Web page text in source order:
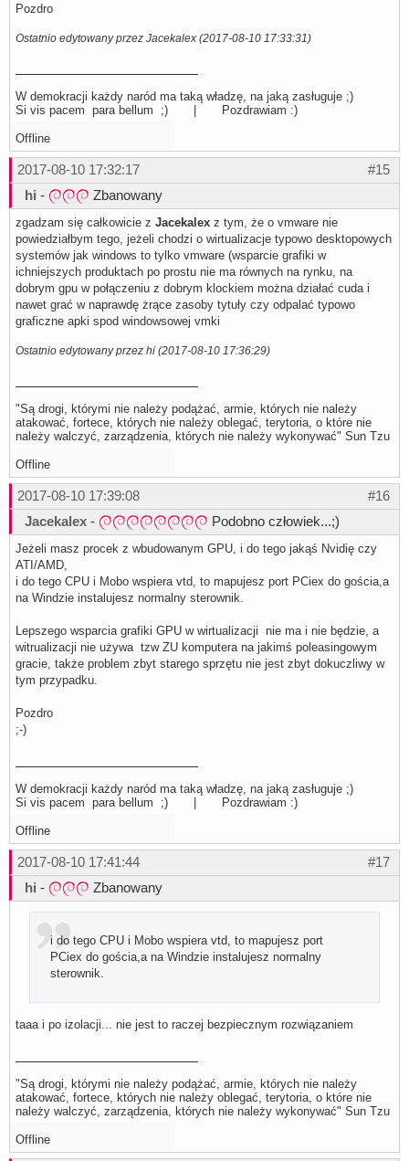
Pozdro
Ostatnio edytowany przez Jacekalex (2017-08-10 17:33:31)
W demokracji każdy naród ma taką władzę, na jaką zasługuje ;)
Si vis pacem para bellum ;) | Pozdrawiam :)
Offline
#15
2017-08-10 17:32:17
hi - Zbanowany
zgadzam się całkowicie z Jacekalex z tym, że o vmware nie
powiedziałbym tego, jeżeli chodzi o wirtualizacje typowo desktopowych
systemów jak windows to tylko vmware (wsparcie grafiki w
ichniejszych produktach po prostu nie ma równych na rynku, na
dobrym gpu w połączeniu z dobrym klockiem można działać cuda i
nawet grać w naprawdę żrące zasoby tytuły czy odpalać typowo
graficzne apki spod windowsowej vmki
Ostatnio edytowany przez hi (2017-08-10 17:36:29)
"Są drogi, którymi nie należy podążać, armie, których nie należy
atakować, fortece, których nie należy oblegać, terytoria, o które nie
należy walczyć, zarządzenia, których nie należy wykonywać" Sun Tzu
Offline
#16
2017-08-10 17:39:08
Jacekalex - Podobno człowiek...;)
Jeżeli masz procek z wbudowanym GPU, i do tego jakąś Nvidię czy
ATI/AMD,
i do tego CPU i Mobo wspiera vtd, to mapujesz port PCiex do gościa,a
na Windzie instalujesz normalny sterownik.
Lepszego wsparcia grafiki GPU w wirtualizacji nie ma i nie będzie, a
witrualizacji nie używa tzw ZU komputera na jakimś poleasingowym
gracie, także problem zbyt starego sprzętu nie jest zbyt dokuczliwy w
tym przypadku.
Pozdro
;-)
W demokracji każdy naród ma taką władzę, na jaką zasługuje ;)
Si vis pacem para bellum ;) | Pozdrawiam :)
Offline
#17
2017-08-10 17:41:44
hi - Zbanowany
i do tego CPU i Mobo wspiera vtd, to mapujesz port
PCiex do gościa,a na Windzie instalujesz normalny
sterownik.
taaa i po izolacji... nie jest to raczej bezpiecznym rozwiązaniem
"Są drogi, którymi nie należy podążać, armie, których nie należy
atakować, fortece, których nie należy oblegać, terytoria, o które nie
należy walczyć, zarządzenia, których nie należy wykonywać" Sun Tzu
Offline